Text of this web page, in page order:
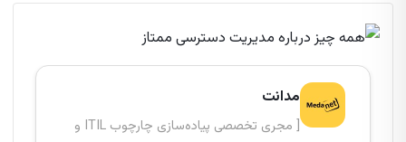
مدانت
[ مجری تخصصی پیاده‌سازی چارچوب ITIL و